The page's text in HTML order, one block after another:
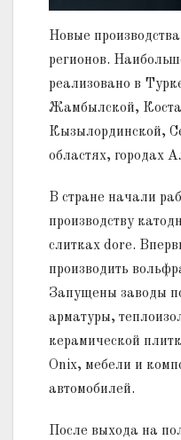
Новые
регионов.
реализовано в
Жамбылской,
Кызылординской,
областях, городах
В стране начали
производству
слитках dore.
производить
Запущены заводы
арматуры,
керамической
Onix, мебели и
автомобилей.
После выхода на